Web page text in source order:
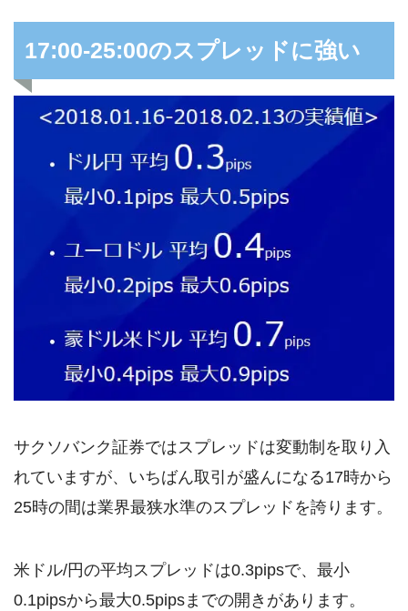
17:00-25:00のスプレッドに強い
サクソバンク証券ではスプレッドは変動制を取り入
れていますが、いちばん取引が盛んになる17時から
25時の間は業界最狭水準のスプレッドを誇ります。
米ドル/円の平均スプレッドは0.3pipsで、最小
0.1pipsから最大0.5pipsまでの開きがあります。